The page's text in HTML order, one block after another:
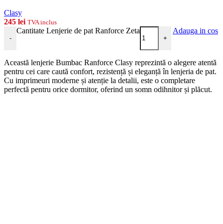
Clasy
245 lei TVA inclus
-
Cantitate Lenjerie de pat Ranforce Zeta
+
Adauga in cos
Această lenjerie Bumbac Ranforce Clasy reprezintă o alegere atentă
pentru cei care caută confort, rezistență și eleganță în lenjeria de pat.
Cu imprimeuri moderne și atenție la detalii, este o completare
perfectă pentru orice dormitor, oferind un somn odihnitor și plăcut.